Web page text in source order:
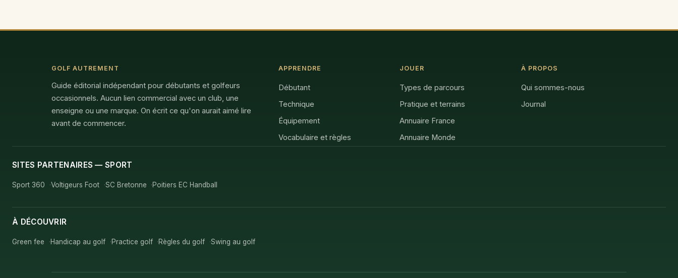
GOLF AUTREMENT
Guide éditorial indépendant pour débutants et golfeurs
occasionnels. Aucun lien commercial avec un club, une
enseigne ou une marque. On écrit ce qu'on aurait aimé lire
avant de commencer.
APPRENDRE
Débutant
Technique
Équipement
Vocabulaire et règles
JOUER
Types de parcours
Pratique et terrains
Annuaire France
Annuaire Monde
À PROPOS
Qui sommes-nous
Journal
SITES PARTENAIRES — SPORT
Sport 360 Voltigeurs Foot SC Bretonne Poitiers EC Handball
À DÉCOUVRIR
Green fee Handicap au golf Practice golf Règles du golf Swing au golf